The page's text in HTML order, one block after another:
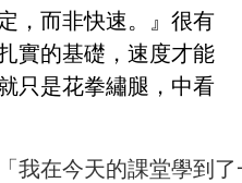
，而非快速。』很有
實的基礎，速度才能
只是花拳繡腿，中看
我在今天的課堂學到了